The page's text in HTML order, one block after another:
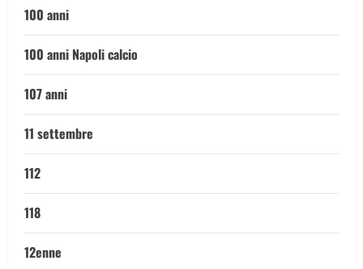
100 anni
100 anni Napoli calcio
107 anni
11 settembre
112
118
12enne